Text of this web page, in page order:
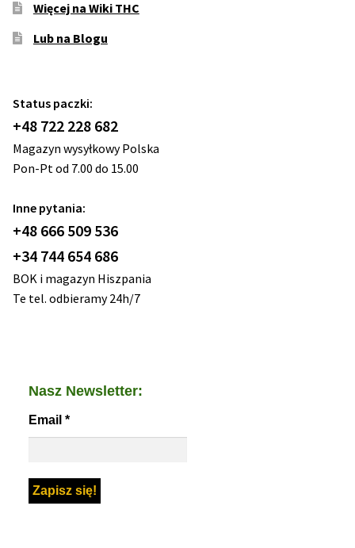
Więcej na Wiki THC
Lub na Blogu
Status paczki:
+48 722 228 682
Magazyn wysyłkowy Polska
Pon-Pt od 7.00 do 15.00
Inne pytania:
+48 666 509 536
+34 744 654 686
BOK i magazyn Hiszpania
Te tel. odbieramy 24h/7
Nasz Newsletter:
Email *